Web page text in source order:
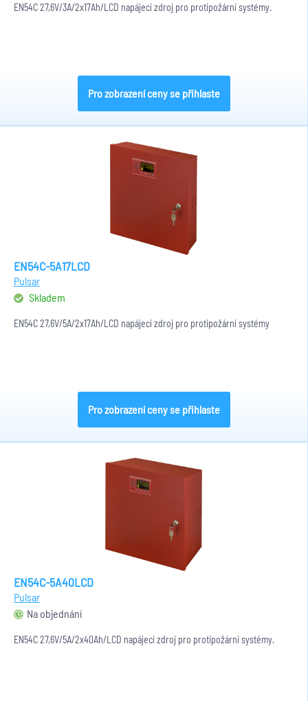
EN54C 27,6V/3A/2x17Ah/LCD napájecí zdroj pro protipožární systémy.
Pro zobrazení ceny se přihlaste
EN54C-5A17LCD
Pulsar
Skladem
EN54C 27,6V/5A/2x17Ah/LCD napájecí zdroj pro protipožární systémy
Pro zobrazení ceny se přihlaste
EN54C-5A40LCD
Pulsar
Na objednání
EN54C 27,6V/5A/2x40Ah/LCD napájecí zdroj pro protipožární systémy.